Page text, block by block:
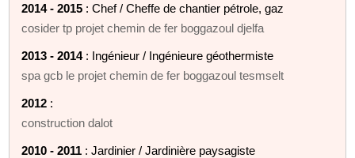
2014 - 2015 : Chef / Cheffe de chantier pétrole, gaz
cosider tp projet chemin de fer boggazoul djelfa
2013 - 2014: Ingénieur / Ingénieure géothermiste
spa gcb le projet chemin de fer boggazoul tesmselt
2012 :
construction dalot
2010 - 2011 : Jardinier / Jardinière paysagiste